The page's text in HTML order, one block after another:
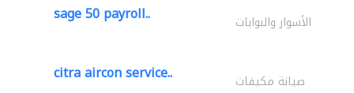
sage 50 payroll.. الأسوار والبوابات
citra aircon service.. صيانة مكيفات